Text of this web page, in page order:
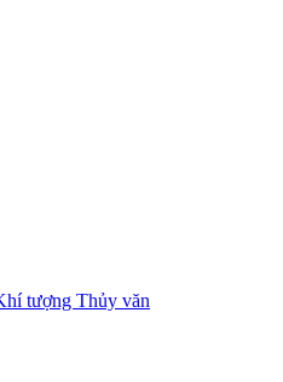
tượng Thủy văn